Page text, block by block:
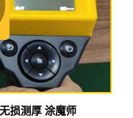
损测厚 涂魔师